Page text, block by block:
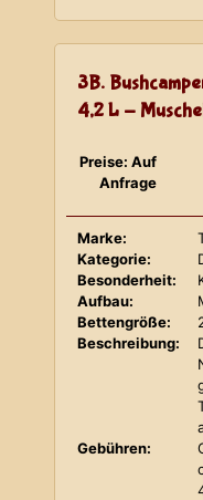
3B.
4,2 L -
Preise: Auf
Anfrage
Marke:
Kategorie:
Besonderheit:
Aufbau:
Bettengröße:
Beschreibung:
Gebühren: